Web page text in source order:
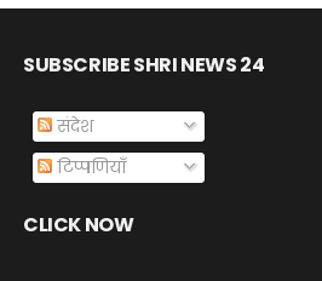
SUBSCRIBE SHRI NEWS 24
संदेश
टिप्पणियाँ
CLICK NOW